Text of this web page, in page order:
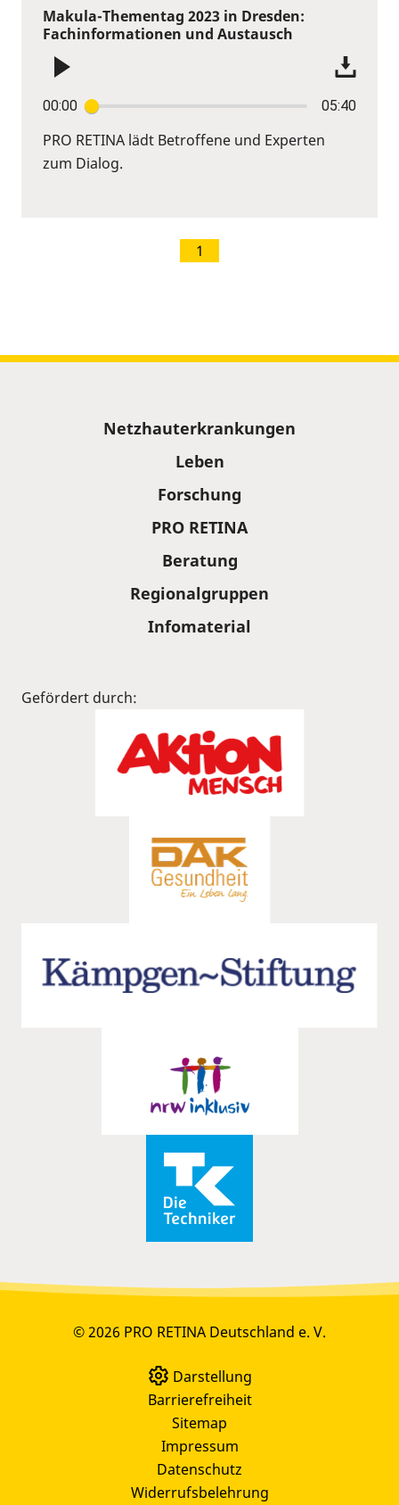
Makula-Thementag 2023 in Dresden:
Fachinformationen und Austausch
00:00 05:40
PRO RETINA lädt Betroffene und Experten
zum Dialog.
1
Netzhauterkrankungen
Leben
Forschung
PRO RETINA
Beratung
Regionalgruppen
Infomaterial
Gefördert durch:
© 2026 PRO RETINA Deutschland e. V.
Darstellung
Barrierefreiheit
Sitemap
Impressum
Datenschutz
Widerrufsbelehrung